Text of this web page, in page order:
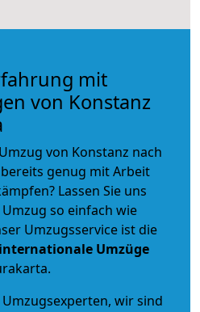
mit
von Konstanz
von Konstanz nach
genug mit Arbeit
Lassen Sie uns
so einfach wie
Umzugsservice ist die
Umzüge
wir sind